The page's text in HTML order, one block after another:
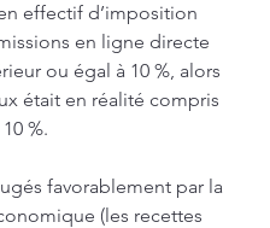
effectif d’imposition
en ligne directe
ou égal à 10 %, alors
était en réalité compris
%.
favorablement par la
(les recettes